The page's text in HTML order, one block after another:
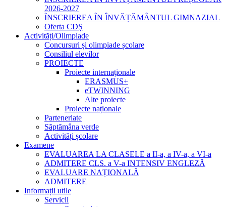
2026-2027
ÎNSCRIEREA ÎN ÎNVĂȚĂMÂNTUL GIMNAZIAL
Oferta CDȘ
Activități/Olimpiade
Concursuri și olimpiade școlare
Consiliul elevilor
PROIECTE
Proiecte internaționale
ERASMUS+
eTWINNING
Alte proiecte
Proiecte naționale
Parteneriate
Săptămâna verde
Activități școlare
Examene
EVALUAREA LA CLASELE a II-a, a IV-a, a VI-a
ADMITERE CLS. a V-a INTENSIV ENGLEZĂ
EVALUARE NAȚIONALĂ
ADMITERE
Informații utile
Servicii